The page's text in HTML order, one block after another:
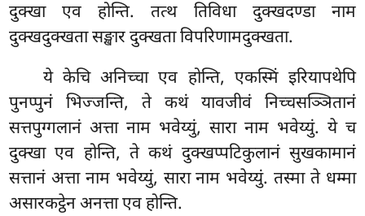
दुक्खा एव होन्ति. तत्थ तिविधा दुक्खदण्डा नाम
दुक्खदुक्खता सङ्खार दुक्खता विपरिणामदुक्खता.
ये केचि अनिच्चा एव होन्ति, एकस्मिं इरियापथेपि
पुनप्पुनं भिज्जन्ति, ते कथं यावजीवं निच्चसञ्ञितानं
सत्तपुग्गलानं अत्ता नाम भवेय्युं, सारा नाम भवेय्युं. ये च
दुक्खा एव होन्ति, ते कथं दुक्खप्पटिकुलानं सुखकामानं
सत्तानं अत्ता नाम भवेय्युं, सारा नाम भवेय्युं. तस्मा ते धम्मा
असारकट्ठेन अनत्ता एव होन्ति.